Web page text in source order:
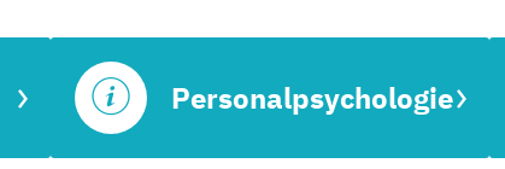
Personalpsychologie